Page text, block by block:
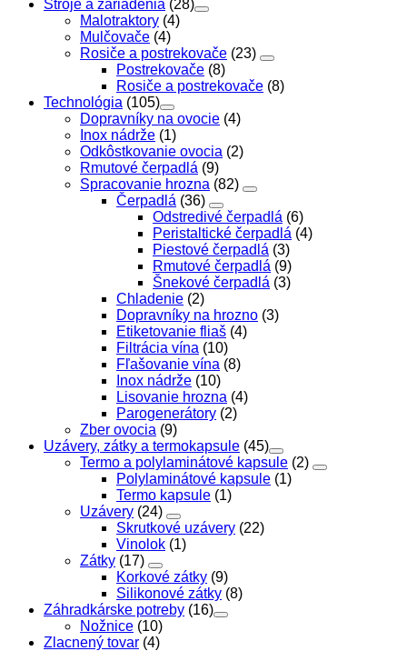
Stroje a zariadenia (28)
Malotraktory (4)
Mulčovače (4)
Rosiče a postrekovače (23)
Postrekovače (8)
Rosiče a postrekovače (8)
Technológia (105)
Dopravníky na ovocie (4)
Inox nádrže (1)
Odkôstkovanie ovocia (2)
Rmutové čerpadlá (9)
Spracovanie hrozna (82)
Čerpadlá (36)
Odstredivé čerpadlá (6)
Peristaltické čerpadlá (4)
Piestové čerpadlá (3)
Rmutové čerpadlá (9)
Šnekové čerpadlá (3)
Chladenie (2)
Dopravníky na hrozno (3)
Etiketovanie fliaš (4)
Filtrácia vína (10)
Fľašovanie vína (8)
Inox nádrže (10)
Lisovanie hrozna (4)
Parogenerátory (2)
Zber ovocia (9)
Uzávery, zátky a termokapsule (45)
Termo a polylaminátové kapsule (2)
Polylaminátové kapsule (1)
Termo kapsule (1)
Uzávery (24)
Skrutkové uzávery (22)
Vinolok (1)
Zátky (17)
Korkové zátky (9)
Silikonové zátky (8)
Záhradkárske potreby (16)
Nožnice (10)
Zlacnený tovar (4)